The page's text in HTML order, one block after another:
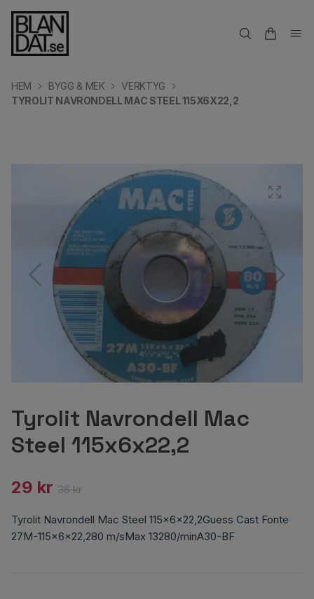
HEM BYGG & MEK
VERKTYG
TYROLIT NAVRONDELL MAC STEEL 115X6X22,2
Tyrolit Navrondell Mac
Steel 115x6x22,2
29 kr 36 kr
Tyrolit Navrondell Mac Steel 115x6x22,2Guess Cast Fonte
27M-115x6x22,280 m/sMax 13280/minA30-BF